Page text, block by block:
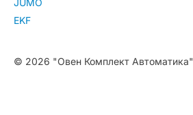
EKF
© 2026 "Овен Комплект Автоматика"